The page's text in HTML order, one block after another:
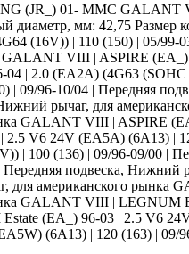
(JR_) 01- MMC
диаметр, мм: 42,75
(16V)) | 110 (150) | 05/
VIII | ASPIRE
| 2.0 (EA2A) (4G63
09/96-10/04 | Передняя
рычаг, для
GALANT VIII | ASPIRE
V6 24V (EA5A) (6A13) |
| 100 (136) | 09/96-09/00 |
подвеска,
для американского
GALANT VIII | LEGNUM
(EA_) 96-03 | 2.5 V6
(6A13) | 120 (163) | 09/